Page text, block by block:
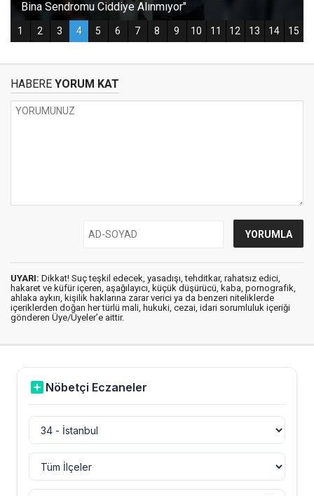
HABERE YORUM KAT
UYARI: Dikkat! Suç teşkil edecek, yasadışı, tehditkar, rahatsız edici,
hakaret ve küfür içeren, aşağılayıcı, küçük düşürücü, kaba, pornografik,
ahlaka aykırı, kişilik haklarına zarar verici ya da benzeri niteliklerde
içeriklerden doğan her türlü mali, hukuki, cezai, idari sorumluluk içeriği
gönderen Üye/Üyeler’e aittir.